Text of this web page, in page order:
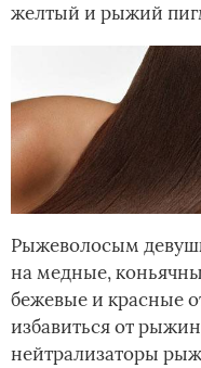
желтый и рыжий
Рыжеволосым
на медные,
бежевые и красные
избавиться от
нейтрализаторы